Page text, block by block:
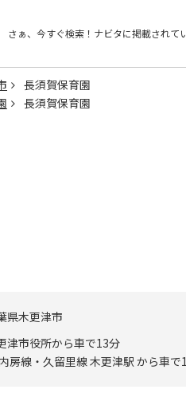
さぁ、今すぐ検索！ ナビタに掲載されて
長須賀保育園
長須賀保育園
県木更津市
津市役所から車で13分
房線・久留里線 木更津駅 から車で